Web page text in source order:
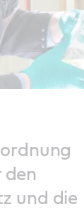
den
und die